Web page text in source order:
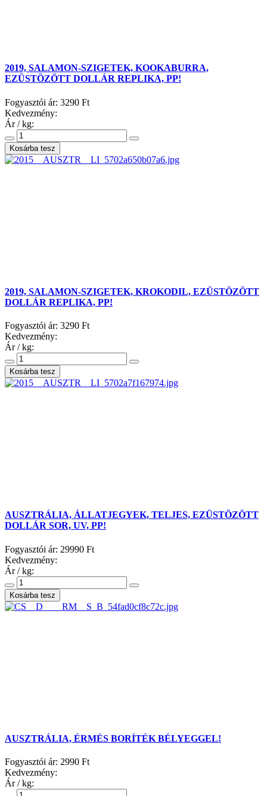
2019, SALAMON-SZIGETEK, KOOKABURRA,
EZÜSTÖZÖTT DOLLÁR REPLIKA, PP!
Fogyasztói ár: 3290 Ft
Kedvezmény:
Ár / kg:
2019, SALAMON-SZIGETEK, KROKODIL, EZÜSTÖZÖTT
DOLLÁR REPLIKA, PP!
Fogyasztói ár: 3290 Ft
Kedvezmény:
Ár / kg:
AUSZTRÁLIA, ÁLLATJEGYEK, TELJES, EZÜSTÖZÖTT
DOLLÁR SOR, UV, PP!
Fogyasztói ár: 29990 Ft
Kedvezmény:
Ár / kg:
AUSZTRÁLIA, ÉRMÉS BORÍTÉK BÉLYEGGEL!
Fogyasztói ár: 2990 Ft
Kedvezmény:
Ár / kg: